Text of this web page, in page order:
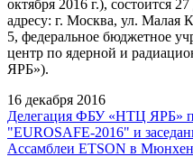
октября 2016 г.), состоится
адресу: г. Москва, ул. Малая
5, федеральное бюджетное
центр по ядерной и
ЯРБ»).
16 декабря 2016
Делегация ФБУ «НТЦ ЯРБ»
"EUROSAFE-2016" и
Ассамблеи ETSON в